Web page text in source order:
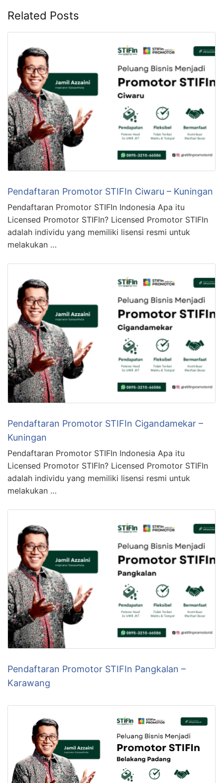
Related Posts
Pendaftaran Promotor STIFIn Ciwaru – Kuningan
Pendaftaran Promotor STIFIn Indonesia Apa itu
Licensed Promotor STIFIn? Licensed Promotor STIFIn
adalah individu yang memiliki lisensi resmi untuk
melakukan …
Pendaftaran Promotor STIFIn Cigandamekar –
Kuningan
Pendaftaran Promotor STIFIn Indonesia Apa itu
Licensed Promotor STIFIn? Licensed Promotor STIFIn
adalah individu yang memiliki lisensi resmi untuk
melakukan …
Pendaftaran Promotor STIFIn Pangkalan –
Karawang